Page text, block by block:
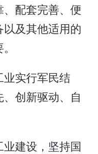
配套完善、便
及其他适用的
实行军民结
创新驱动、自
建设，坚持国